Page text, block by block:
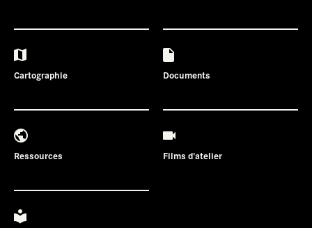
Cartographie Documents
Ressources Films d'atelier